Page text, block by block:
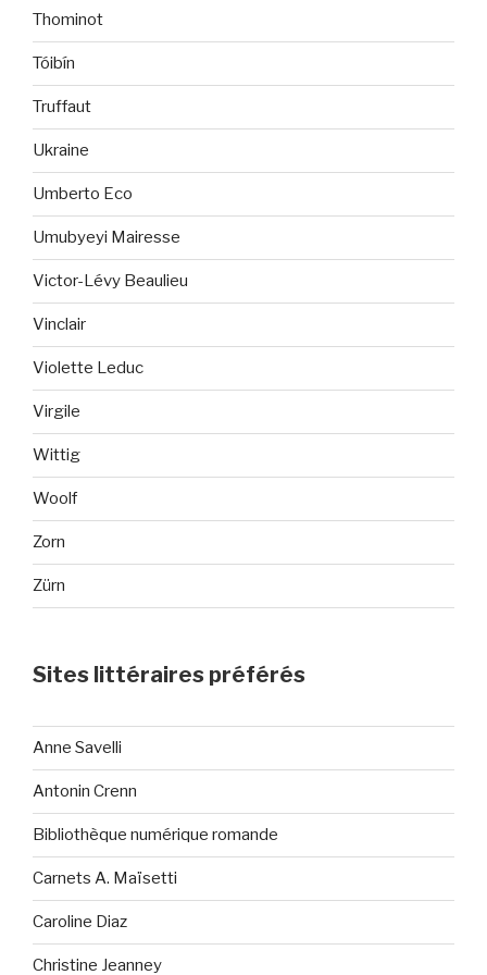
Thominot
Tóibín
Truffaut
Ukraine
Umberto Eco
Umubyeyi Mairesse
Victor-Lévy Beaulieu
Vinclair
Violette Leduc
Virgile
Wittig
Woolf
Zorn
Zürn
Sites littéraires préférés
Anne Savelli
Antonin Crenn
Bibliothèque numérique romande
Carnets A. Maïsetti
Caroline Diaz
Christine Jeanney